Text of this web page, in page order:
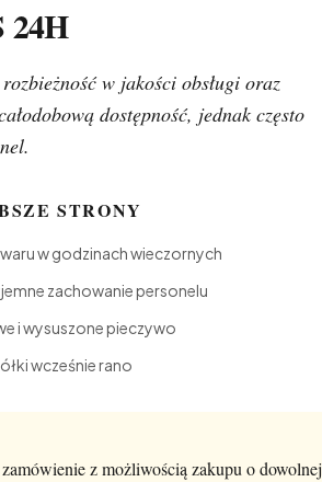
24H
w jakości obsługi oraz
dostępność, jednak często
STRONY
w godzinach wieczornych
zachowanie personelu
i wysuszone pieczywo
wcześnie rano
z możliwością zakupu o dowolnej